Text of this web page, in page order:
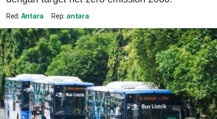
Red: Antara Rep: antara